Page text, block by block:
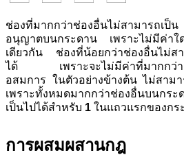
ช่องที่มากกว่าช่องอื่นไม่สามารถเ
อนุญาตบนกระดาน เพราะไม่มีค่า
เดียวกัน ช่องที่น้อยกว่าช่องอื่นไม่ส
ได้ เพราะจะไม่มีค่าที่มากกว่าม
อสมการ ในตัวอย่างข้างต้น ไม่สามา
เพราะทั้งหมดมากกว่าช่องอื่นบนกร
เป็นไปได้สำหรับ 1 ในแถวแรกของกร
การผสมผสานกฎ